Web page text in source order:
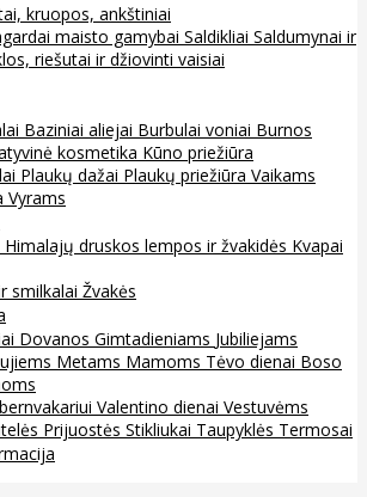
kruopos, ankštiniai
maisto gamybai Saldikliai Saldumynai ir
riešutai ir džiovinti vaisiai
Baziniai aliejai Burbulai voniai Burnos
kosmetika Kūno priežiūra
Plaukų dažai Plaukų priežiūra Vaikams
Vyrams
Himalajų druskos lempos ir žvakidės Kvapai
smilkalai Žvakės
Dovanos Gimtadieniams Jubiliejams
Metams Mamoms Tėvo dienai Boso
Valentino dienai Vestuvėms
Prijuostės Stikliukai Taupyklės Termosai